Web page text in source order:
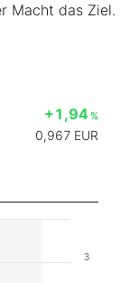
Macht das Ziel.
+1,94 %
0,967 EUR
3